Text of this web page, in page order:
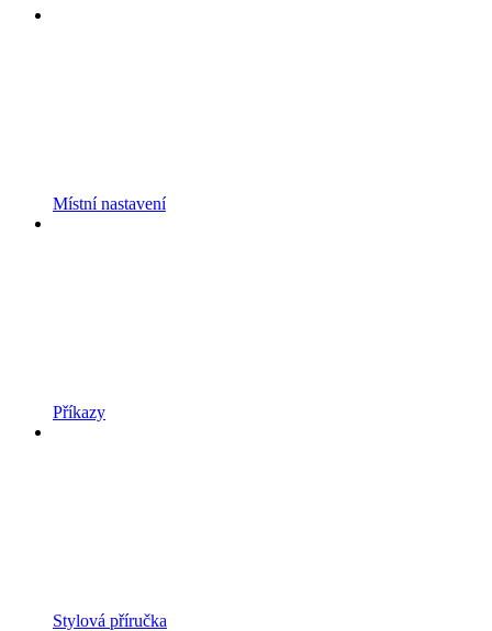
Místní nastavení
Příkazy
Stylová příručka